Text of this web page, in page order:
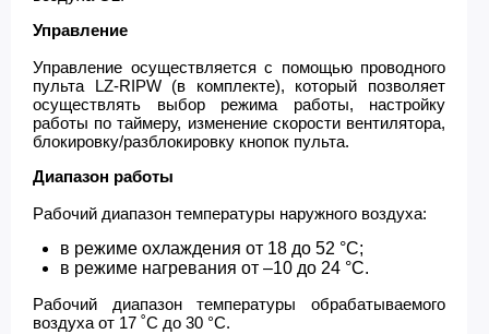
Управление
Управление осуществляется с помощью проводного
пульта LZ-RIPW (в комплекте), который позволяет
осуществлять выбор режима работы, настройку
работы по таймеру, изменение скорости вентилятора,
блокировку/разблокировку кнопок пульта.
Диапазон работы
Рабочий диапазон температуры наружного воздуха:
в режиме охлаждения от 18 до 52 °С;
в режиме нагревания от –10 до 24 °С.
Рабочий диапазон температуры обрабатываемого
воздуха от 17 ˚С до 30 °С.